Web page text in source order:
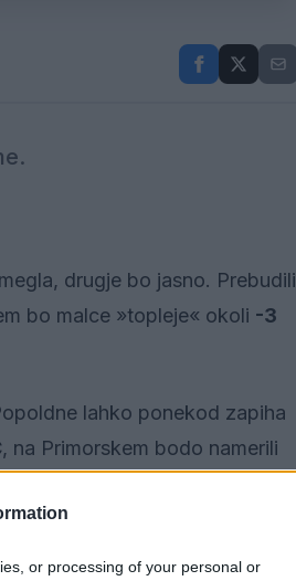
or processing of your personal or
drugje bo jasno. Prebudili
bo malce »topleje« okoli -3
lahko ponekod zapiha
, na Primorskem bodo namerili